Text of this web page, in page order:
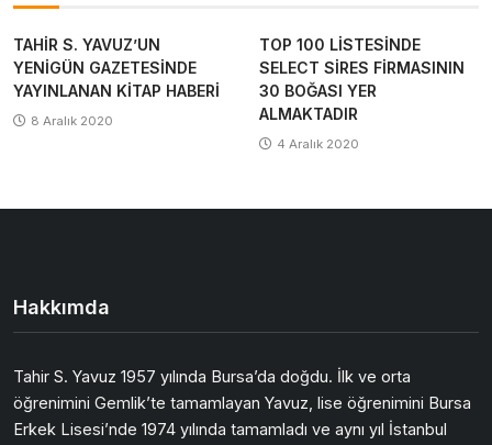
TAHİR S. YAVUZ’UN
YENİGÜN GAZETESİNDE
YAYINLANAN KİTAP HABERİ
8 Aralık 2020
TOP 100 LİSTESİNDE
SELECT SİRES FİRMASININ
30 BOĞASI YER
ALMAKTADIR
4 Aralık 2020
Hakkımda
Tahir S. Yavuz 1957 yılında Bursa’da doğdu. İlk ve orta
öğrenimini Gemlik’te tamamlayan Yavuz, lise öğrenimini Bursa
Erkek Lisesi’nde 1974 yılında tamamladı ve aynı yıl İstanbul